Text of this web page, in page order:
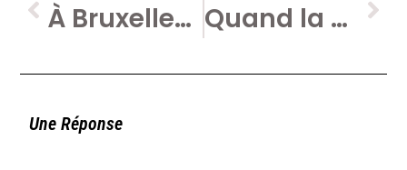
À Bruxelles, l’islamisme et l’antisémitisme aux portes du gouvernement régional. Quand la RTBF défend Samidoun, désormais reconnue terroriste aux USA et au Canada.
Une Réponse